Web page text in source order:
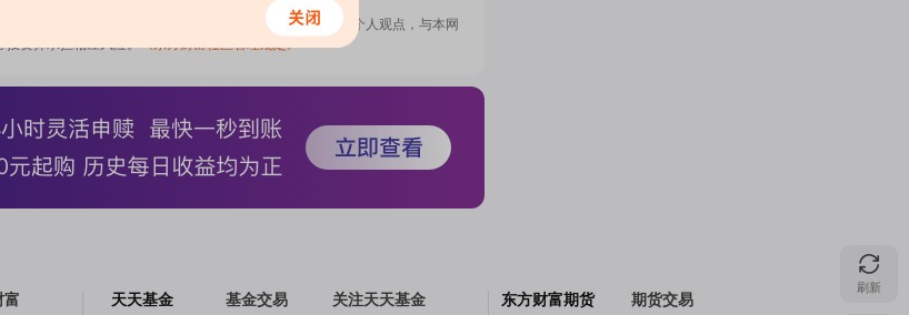
念
我
券市场；2.用户在本社区发表的所有资料、言论等仅代表个人观点，与本网
资并承担相应风险。
刷新
富 天天基金 基金交易 关注天天基金 东方财富期货 期货交易